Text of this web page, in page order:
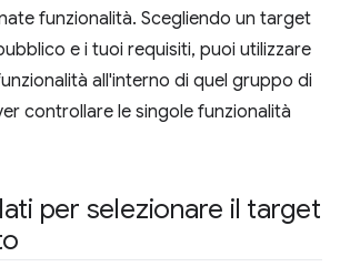
funzionalità. Scegliendo un target
e i tuoi requisiti, puoi utilizzare
all'interno di quel gruppo di
controllare le singole funzionalità
per selezionare il target